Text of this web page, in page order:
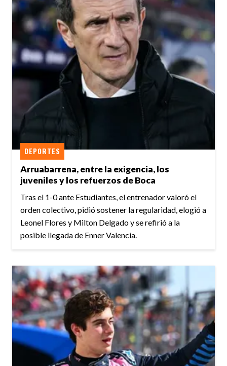
Arruabarrena, entre la exigencia, los
juveniles y los refuerzos de Boca
DEPORTES
Tras el 1-0 ante Estudiantes, el entrenador valoró el
orden colectivo, pidió sostener la regularidad, elogió a
Leonel Flores y Milton Delgado y se refirió a la
posible llegada de Enner Valencia.